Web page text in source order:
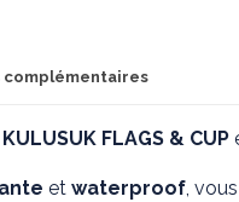
FLAGS & CUP
et waterproof,